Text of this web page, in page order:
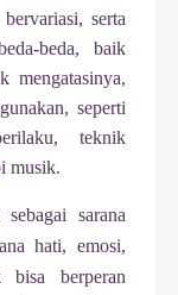
serta
beda, baik
mengatasinya,
seperti
teknik
musik.
sarana
hati, emosi,
bisa berperan